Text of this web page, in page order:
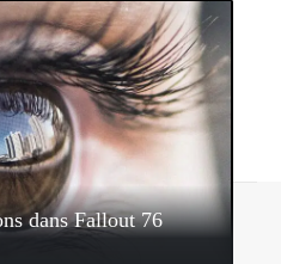
dans Fallout 76
légales Sitemap